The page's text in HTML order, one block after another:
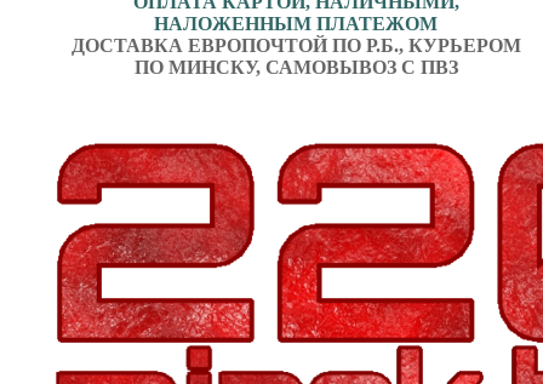
НАЛОЖЕННЫМ ПЛАТЕЖОМ
ДОСТАВКА ЕВРОПОЧТОЙ ПО Р.Б., КУРЬЕРОМ
ПО МИНСКУ, САМОВЫВОЗ С ПВЗ